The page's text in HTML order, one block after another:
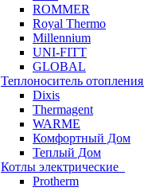
ROMMER
Royal Thermo
Millennium
UNI-FITT
GLOBAL
Теплоноситель отопления
Dixis
Thermagent
WARME
Комфортный Дом
Теплый Дом
Котлы электрические
Protherm